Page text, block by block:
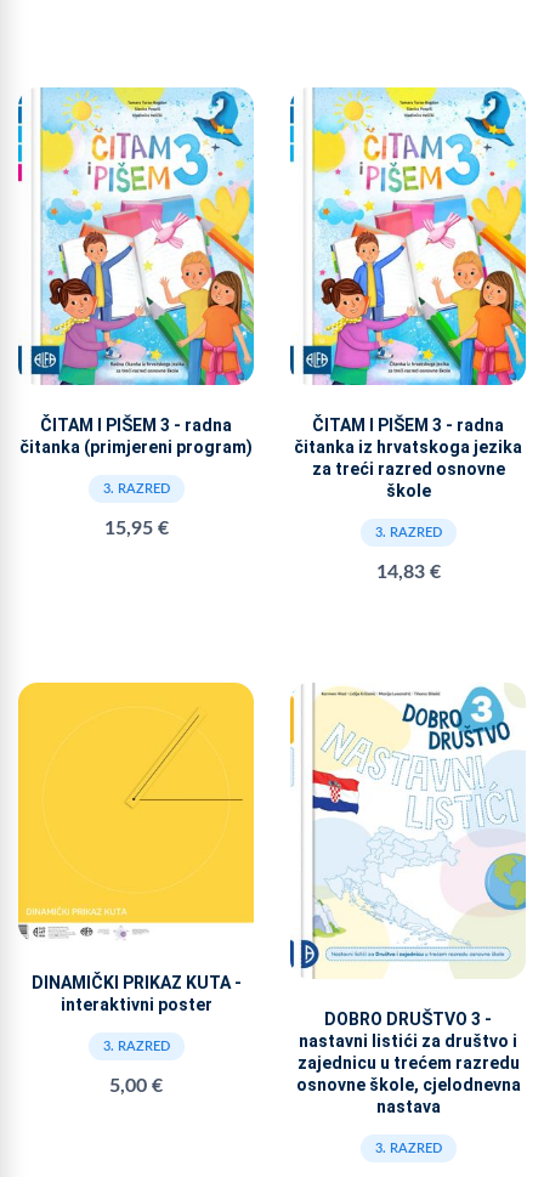
ČITAM I PIŠEM 3 - radna
čitanka (primjereni program)
3. RAZRED
15,95 €
ČITAM I PIŠEM 3 - radna
čitanka iz hrvatskoga jezika
za treći razred osnovne
škole
3. RAZRED
14,83 €
DINAMIČKI PRIKAZ KUTA -
interaktivni poster
3. RAZRED
5,00 €
DOBRO DRUŠTVO 3 -
nastavni listići za društvo i
zajednicu u trećem razredu
osnovne škole, cjelodnevna
nastava
3. RAZRED